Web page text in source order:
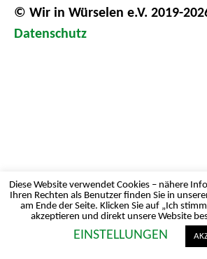
© Wir in Würselen e.V. 2019-
Datenschutz
Diese Website verwendet Cookies – nähere
Ihren Rechten als Benutzer finden Sie in
am Ende der Seite. Klicken Sie auf „Ich
akzeptieren und direkt unsere Website
EINSTELLUNGEN